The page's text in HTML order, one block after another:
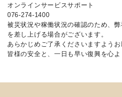
オンラインサービスサポート
076-274-1400
被災状況や稼働状況の確認のため、
を差し上げる場合がございます。
あらかじめご了承くださいますようお
皆様の安全と、一日も早い復興を心よ